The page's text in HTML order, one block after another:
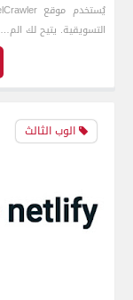
التسويقية. يتيح لك الم…
الوب الثالث